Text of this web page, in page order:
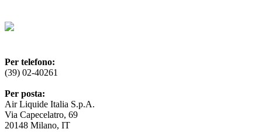
Per telefono:
(39) 02-40261
Per posta:
Air Liquide Italia S.p.A.
Via Capecelatro, 69
20148 Milano, IT